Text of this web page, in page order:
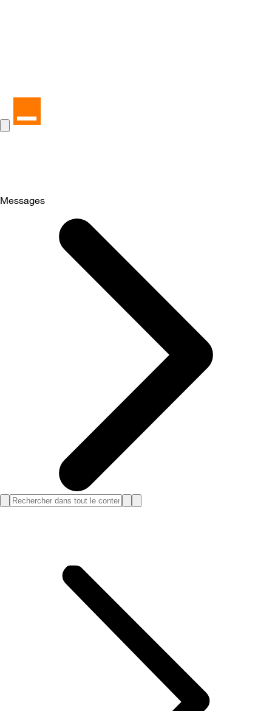
Messages